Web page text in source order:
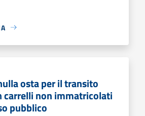
osta per il transito
carrelli non immatricolati
pubblico